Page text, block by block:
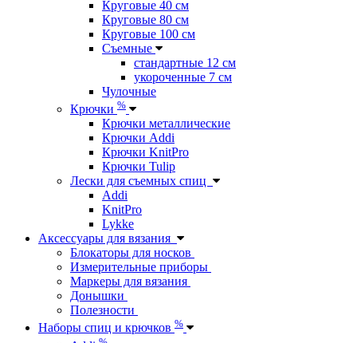
Круговые 40 см
Круговые 80 см
Круговые 100 см
Съемные
стандартные 12 см
укороченные 7 см
Чулочные
Крючки %
Крючки металлические
Крючки Addi
Крючки KnitPro
Крючки Tulip
Лески для съемных спиц
Addi
KnitPro
Lykke
Аксессуары для вязания
Блокаторы для носков
Измерительные приборы
Маркеры для вязания
Донышки
Полезности
Наборы спиц и крючков %